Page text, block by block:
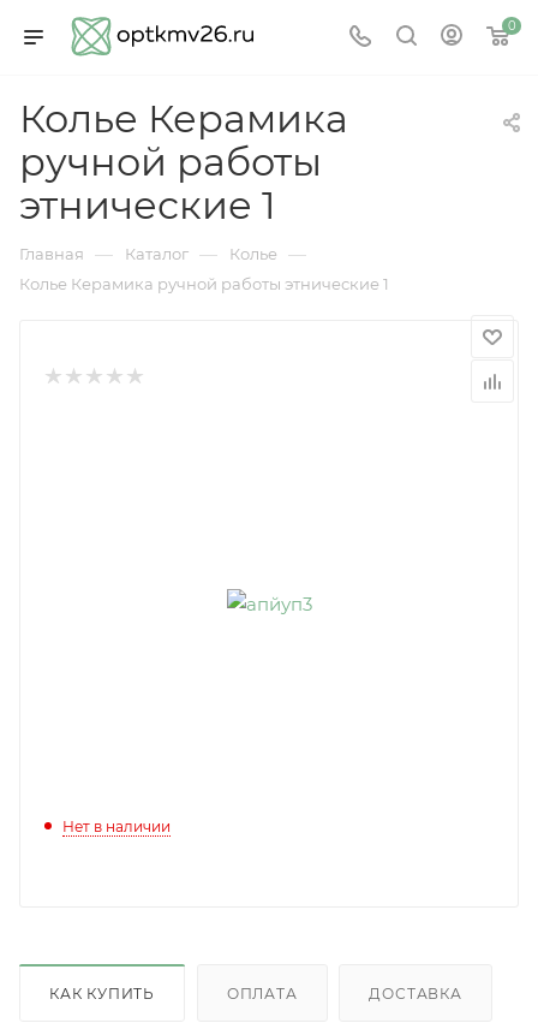
0
Колье Керамика
ручной работы
этнические 1
Главная — Каталог — Колье —
Колье Керамика ручной работы этнические 1
Нет в наличии
КАК КУПИТЬ ОПЛАТА ДОСТАВКА